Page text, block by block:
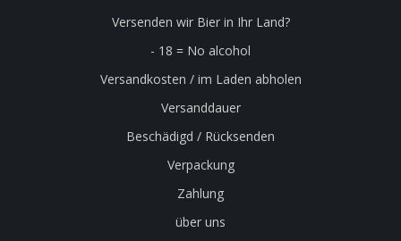
Versenden wir Bier in Ihr Land?
- 18 = No alcohol
Versandkosten / im Laden abholen
Versanddauer
Beschädigd / Rücksenden
Verpackung
Zahlung
über uns